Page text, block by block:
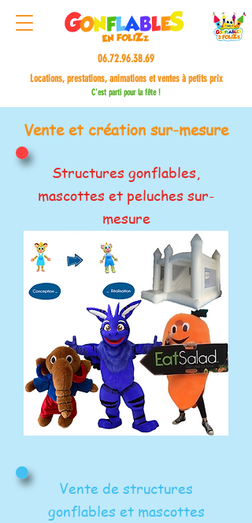
06.72.96.38.69
Locations, prestations, animations et ventes à petits prix
C'est parti pour la fête !
Vente et création sur-mesure
Structures gonflables,
mascottes et peluches sur-
mesure
Vente de structures
gonflables et mascottes